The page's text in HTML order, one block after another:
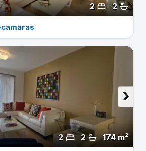
2
2
174 m²
2
2
›